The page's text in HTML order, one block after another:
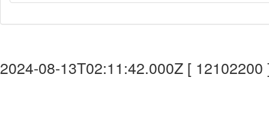
2024-08-13T02:11:42.000Z [ 12102200